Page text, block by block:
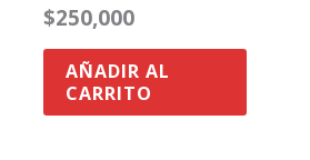
$250,000
AÑADIR AL
CARRITO